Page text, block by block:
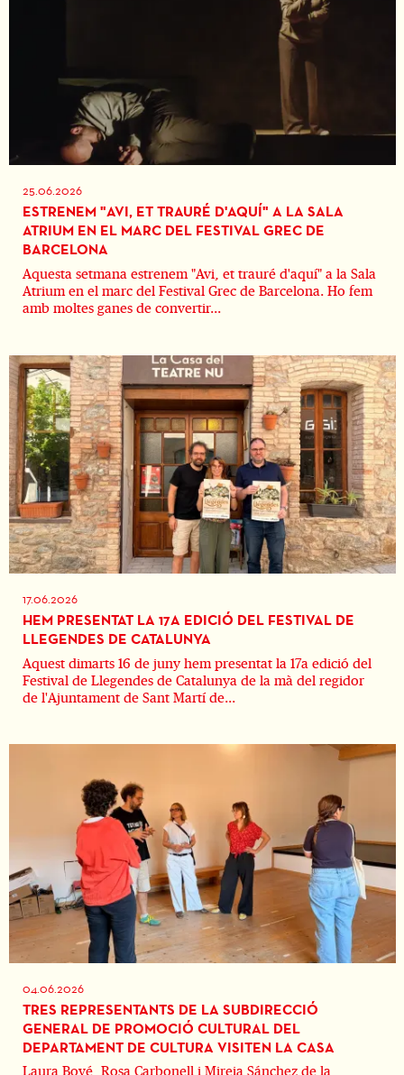
25.06.2026
ESTRENEM "AVI, ET TRAURÉ D'AQUÍ" A LA SALA
ATRIUM EN EL MARC DEL FESTIVAL GREC DE
BARCELONA
Aquesta setmana estrenem "Avi, et trauré d'aquí" a la Sala
Atrium en el marc del Festival Grec de Barcelona. Ho fem
amb moltes ganes de convertir...
17.06.2026
HEM PRESENTAT LA 17A EDICIÓ DEL FESTIVAL DE
LLEGENDES DE CATALUNYA
Aquest dimarts 16 de juny hem presentat la 17a edició del
Festival de Llegendes de Catalunya de la mà del regidor
de l'Ajuntament de Sant Martí de...
04.06.2026
TRES REPRESENTANTS DE LA SUBDIRECCIÓ
GENERAL DE PROMOCIÓ CULTURAL DEL
DEPARTAMENT DE CULTURA VISITEN LA CASA
Laura Bové, Rosa Carbonell i Mireia Sánchez de la